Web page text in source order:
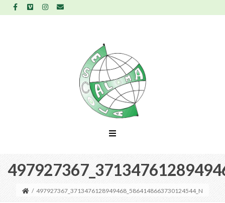
/ 497927367_3713476128949468_5864148663730124544_N